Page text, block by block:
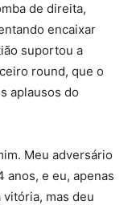
de direita,
encaixar
suportou a
round, que o
aplausos do
Meu adversário
anos, e eu, apenas
vitória, mas deu